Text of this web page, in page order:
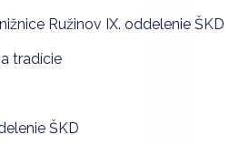
Ružinov IX. oddelenie ŠKD
tradície
ŠKD